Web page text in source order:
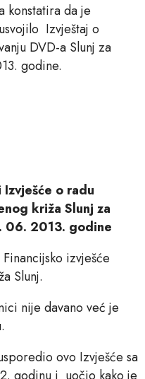
konstatira da je
Izvještaj o
DVD-a Slunj za
godine.
o radu
križa Slunj za
06. 2013. godine
izvješće
Slunj.
nije davano već je
ovo Izvješće sa
godinu i uočio kako je